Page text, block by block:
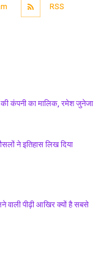
RSS
कंपनी का मालिक, रमेश जुनेजा
ने इतिहास लिख दिया
वाली पीढ़ी आखिर क्यों है सबसे